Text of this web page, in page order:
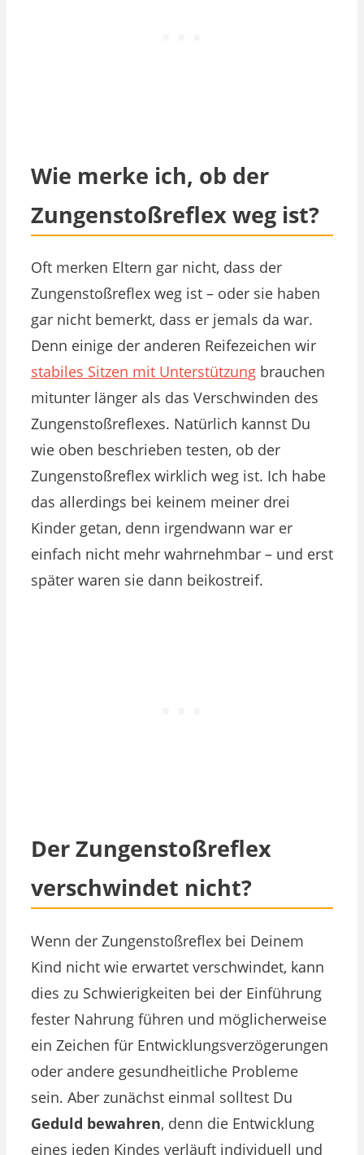
Wie merke ich, ob der
Zungenstoßreflex weg ist?
Oft merken Eltern gar nicht, dass der
Zungenstoßreflex weg ist – oder sie haben
gar nicht bemerkt, dass er jemals da war.
Denn einige der anderen Reifezeichen wir
stabiles Sitzen mit Unterstützung brauchen
mitunter länger als das Verschwinden des
Zungenstoßreflexes. Natürlich kannst Du
wie oben beschrieben testen, ob der
Zungenstoßreflex wirklich weg ist. Ich habe
das allerdings bei keinem meiner drei
Kinder getan, denn irgendwann war er
einfach nicht mehr wahrnehmbar – und erst
später waren sie dann beikostreif.
Der Zungenstoßreflex
verschwindet nicht?
Wenn der Zungenstoßreflex bei Deinem
Kind nicht wie erwartet verschwindet, kann
dies zu Schwierigkeiten bei der Einführung
fester Nahrung führen und möglicherweise
ein Zeichen für Entwicklungsverzögerungen
oder andere gesundheitliche Probleme
sein. Aber zunächst einmal solltest Du
Geduld bewahren, denn die Entwicklung
eines jeden Kindes verläuft individuell und